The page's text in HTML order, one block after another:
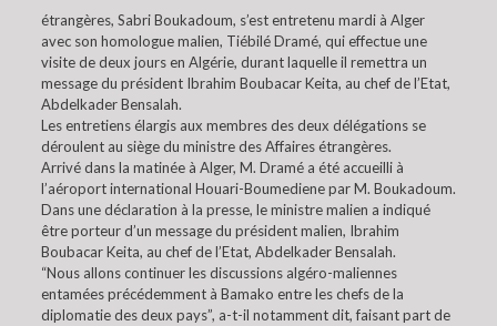
étrangères, Sabri Boukadoum, s’est entretenu mardi à Alger
avec son homologue malien, Tiébilé Dramé, qui effectue une
visite de deux jours en Algérie, durant laquelle il remettra un
message du président Ibrahim Boubacar Keita, au chef de l’Etat,
Abdelkader Bensalah.
Les entretiens élargis aux membres des deux délégations se
déroulent au siège du ministre des Affaires étrangères.
Arrivé dans la matinée à Alger, M. Dramé a été accueilli à
l’aéroport international Houari-Boumediene par M. Boukadoum.
Dans une déclaration à la presse, le ministre malien a indiqué
être porteur d’un message du président malien, Ibrahim
Boubacar Keita, au chef de l’Etat, Abdelkader Bensalah.
“Nous allons continuer les discussions algéro-maliennes
entamées précédemment à Bamako entre les chefs de la
diplomatie des deux pays”, a-t-il notamment dit, faisant part de